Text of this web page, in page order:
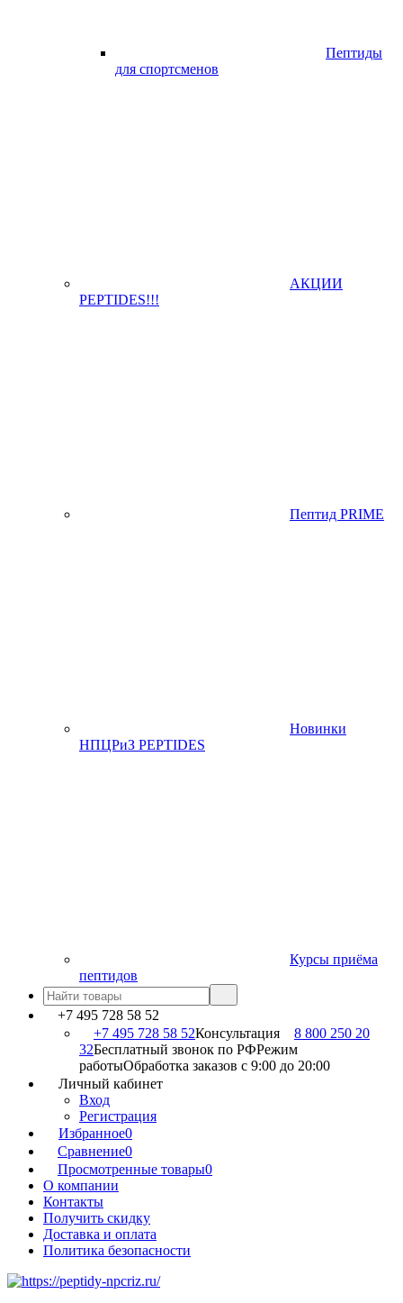
Пептиды
для спортсменов
АКЦИИ
PEPTIDES!!!
Пептид PRIME
Новинки
НПЦРиЗ PEPTIDES
Курсы приёма
пептидов
+7 495 728 58 52
+7 495 728 58 52Консультация
8 800 250 20
32Бесплатный звонок по РФРежим
работыОбработка заказов с 9:00 до 20:00
Личный кабинет
Вход
Регистрация
Избранное0
Сравнение0
Просмотренные товары0
О компании
Контакты
Получить скидку
Доставка и оплата
Политика безопасности